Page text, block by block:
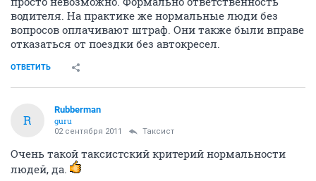
водителя. На практике же нормальные люди без
вопросов оплачивают штраф. Они также были вправе
отказаться от поездки без автокресел.
ОТВЕТИТЬ
R
Rubberman
guru
02 сентября 2011 Таксист
Очень такой таксистский критерий нормальности
людей, да.